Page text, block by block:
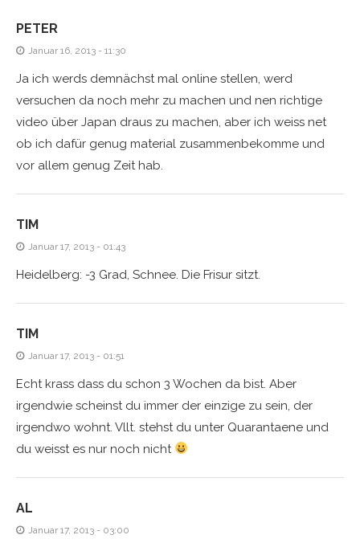
PETER
Januar 16, 2013 - 11:30
Ja ich werds demnächst mal online stellen, werd
versuchen da noch mehr zu machen und nen richtige
video über Japan draus zu machen, aber ich weiss net
ob ich dafür genug material zusammenbekomme und
vor allem genug Zeit hab.
TIM
Januar 17, 2013 - 01:43
Heidelberg: -3 Grad, Schnee. Die Frisur sitzt.
TIM
Januar 17, 2013 - 01:51
Echt krass dass du schon 3 Wochen da bist. Aber
irgendwie scheinst du immer der einzige zu sein, der
irgendwo wohnt. Vllt. stehst du unter Quarantaene und
du weisst es nur noch nicht
AL
Januar 17, 2013 - 03:00